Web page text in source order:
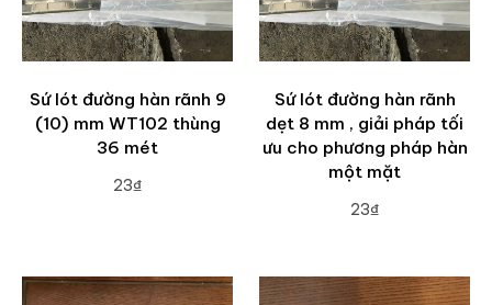
Sứ lót đường hàn rãnh 9
(10) mm WT102 thùng
36 mét
23₫
Sứ lót đường hàn rãnh
dẹt 8 mm , giải pháp tối
ưu cho phương pháp hàn
một mặt
23₫